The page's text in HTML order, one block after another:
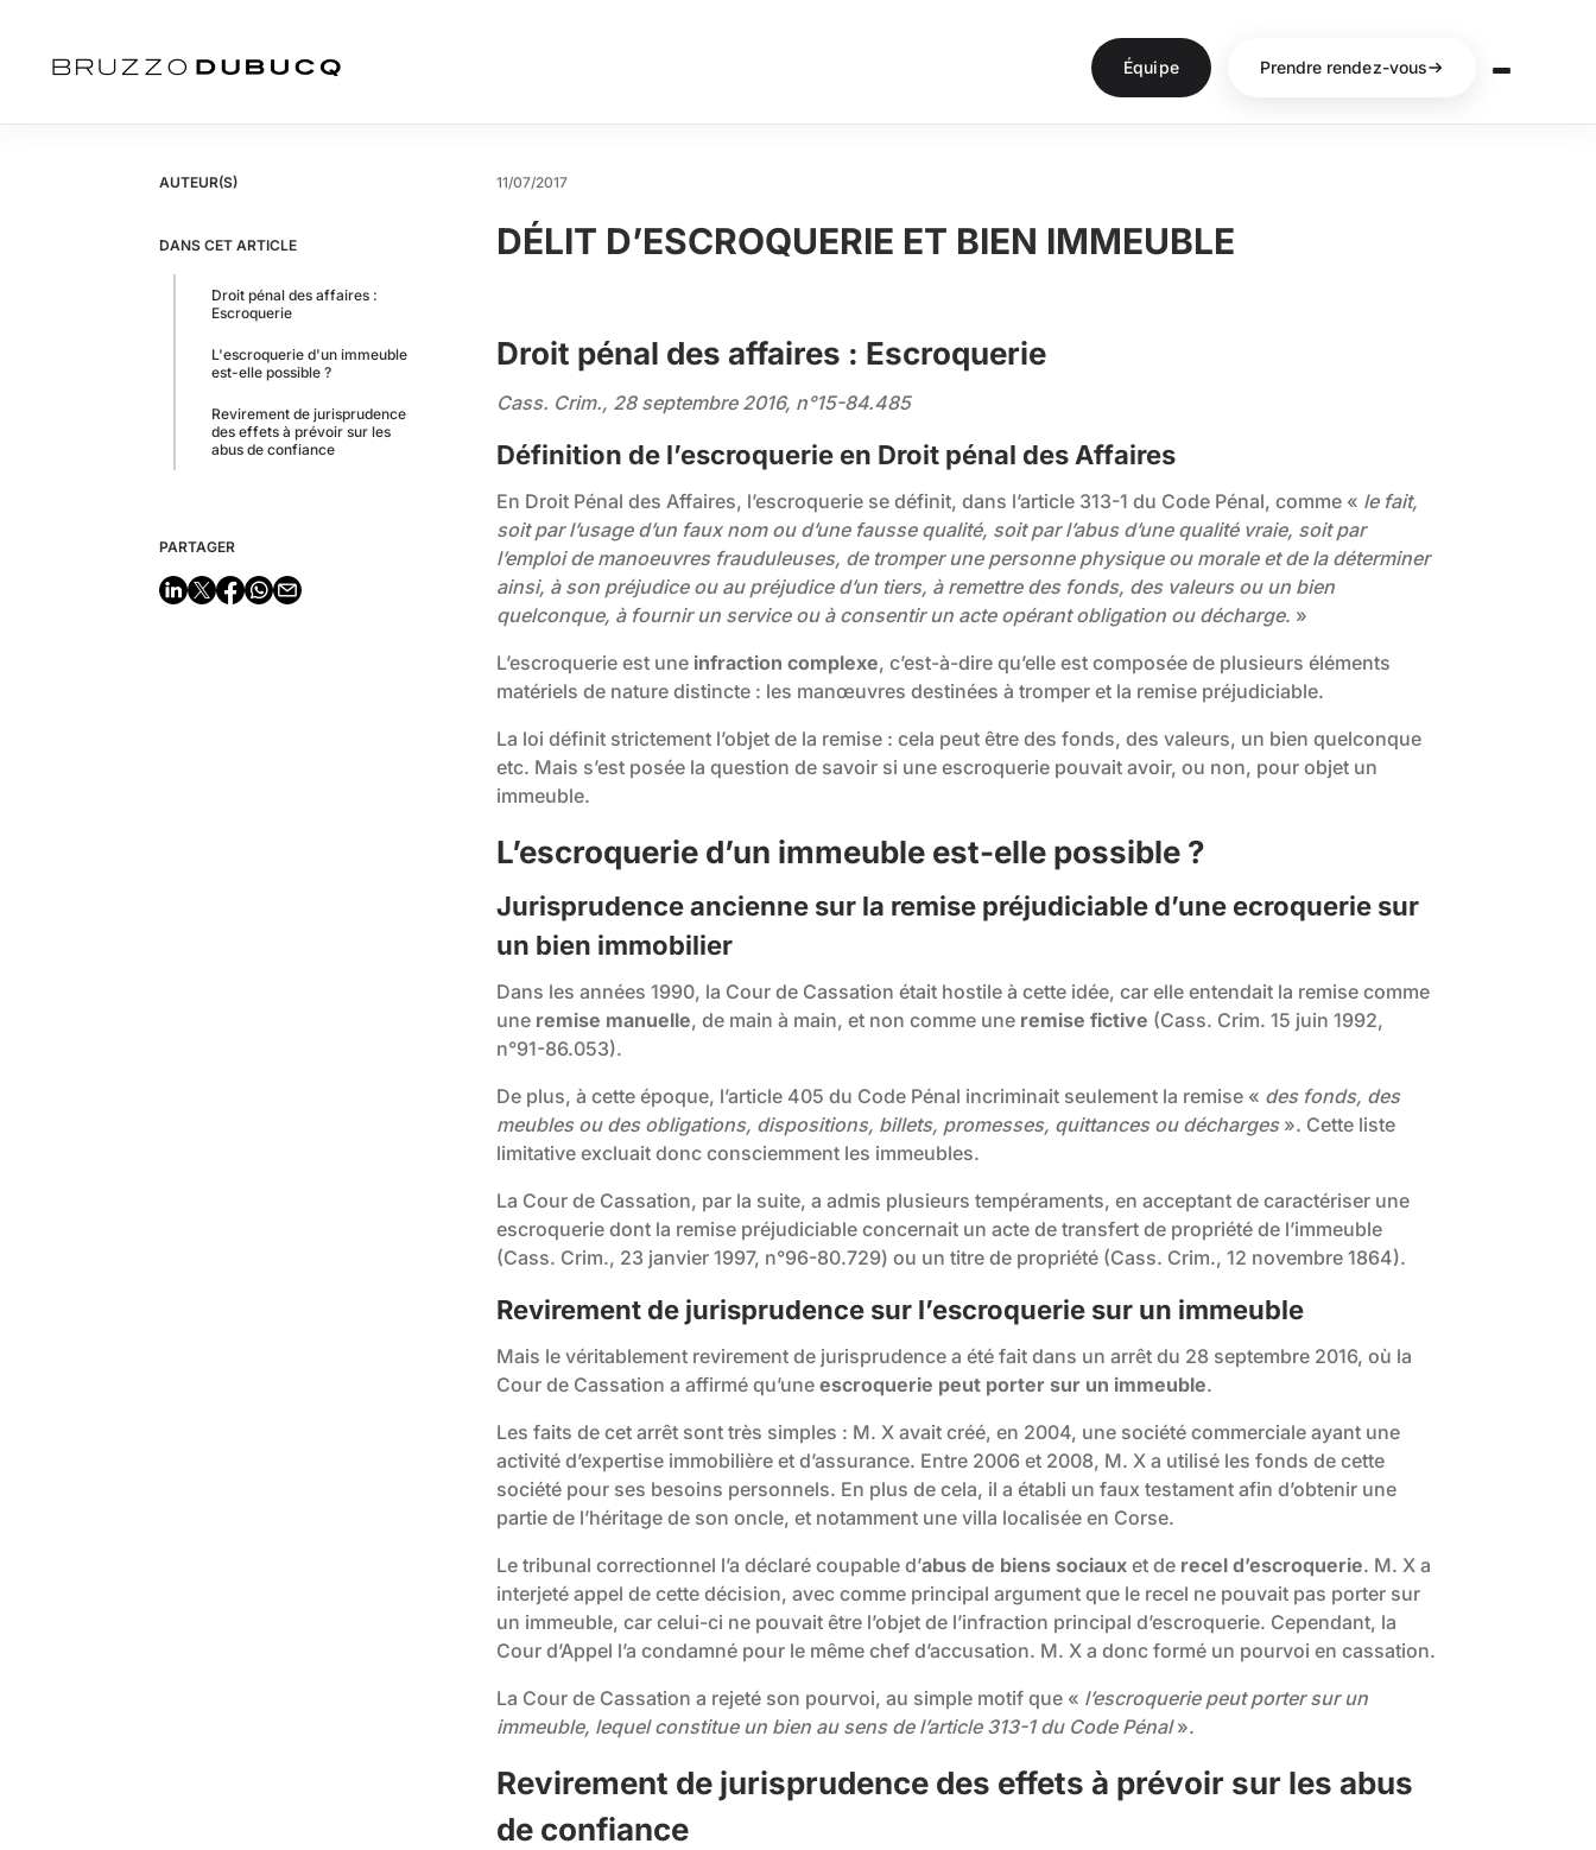
Équipe Prendre rendez-vous
AUTEUR(S)
DANS CET ARTICLE
Droit pénal des affaires :
Escroquerie
L'escroquerie d'un immeuble
est-elle possible ?
Revirement de jurisprudence
des effets à prévoir sur les
abus de confiance
PARTAGER
11/07/2017
DÉLIT D’ESCROQUERIE ET BIEN IMMEUBLE
Droit pénal des affaires : Escroquerie
Cass. Crim., 28 septembre 2016, n°15-84.485
Définition de l’escroquerie en Droit pénal des Affaires
En Droit Pénal des Affaires, l’escroquerie se définit, dans l’article 313-1 du Code Pénal, comme « le fait,
soit par l’usage d’un faux nom ou d’une fausse qualité, soit par l’abus d’une qualité vraie, soit par
l’emploi de manoeuvres frauduleuses, de tromper une personne physique ou morale et de la déterminer
ainsi, à son préjudice ou au préjudice d’un tiers, à remettre des fonds, des valeurs ou un bien
quelconque, à fournir un service ou à consentir un acte opérant obligation ou décharge. »
L’escroquerie est une infraction complexe, c’est-à-dire qu’elle est composée de plusieurs éléments
matériels de nature distincte : les manœuvres destinées à tromper et la remise préjudiciable.
La loi définit strictement l’objet de la remise : cela peut être des fonds, des valeurs, un bien quelconque
etc. Mais s’est posée la question de savoir si une escroquerie pouvait avoir, ou non, pour objet un
immeuble.
L’escroquerie d’un immeuble est-elle possible ?
Jurisprudence ancienne sur la remise préjudiciable d’une ecroquerie sur
un bien immobilier
Dans les années 1990, la Cour de Cassation était hostile à cette idée, car elle entendait la remise comme
une remise manuelle, de main à main, et non comme une remise fictive (Cass. Crim. 15 juin 1992,
n°91-86.053).
De plus, à cette époque, l’article 405 du Code Pénal incriminait seulement la remise « des fonds, des
meubles ou des obligations, dispositions, billets, promesses, quittances ou décharges ». Cette liste
limitative excluait donc consciemment les immeubles.
La Cour de Cassation, par la suite, a admis plusieurs tempéraments, en acceptant de caractériser une
escroquerie dont la remise préjudiciable concernait un acte de transfert de propriété de l’immeuble
(Cass. Crim., 23 janvier 1997, n°96-80.729) ou un titre de propriété (Cass. Crim., 12 novembre 1864).
Revirement de jurisprudence sur l’escroquerie sur un immeuble
Mais le véritablement revirement de jurisprudence a été fait dans un arrêt du 28 septembre 2016, où la
Cour de Cassation a affirmé qu’une escroquerie peut porter sur un immeuble.
Les faits de cet arrêt sont très simples : M. X avait créé, en 2004, une société commerciale ayant une
activité d’expertise immobilière et d’assurance. Entre 2006 et 2008, M. X a utilisé les fonds de cette
société pour ses besoins personnels. En plus de cela, il a établi un faux testament afin d’obtenir une
partie de l’héritage de son oncle, et notamment une villa localisée en Corse.
Le tribunal correctionnel l’a déclaré coupable d’abus de biens sociauxet de recel d’escroquerie. M. X a
interjeté appel de cette décision, avec comme principal argument que le recel ne pouvait pas porter sur
un immeuble, car celui-ci ne pouvait être l’objet de l’infraction principal d’escroquerie. Cependant, la
Cour d’Appel l’a condamné pour le même chef d’accusation. M. X a donc formé un pourvoi en cassation.
La Cour de Cassation a rejeté son pourvoi, au simple motif que « l’escroquerie peut porter sur un
immeuble, lequel constitue un bien au sens de l’article 313-1 du Code Pénal».
Revirement de jurisprudence des effets à prévoir sur les abus
de confiance